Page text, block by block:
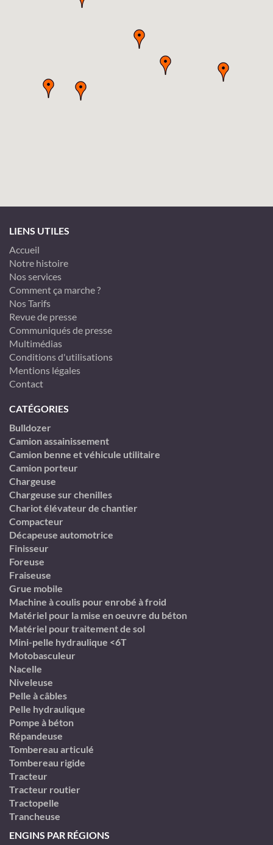
LIENS UTILES
Accueil
Notre histoire
Nos services
Comment ça marche ?
Nos Tarifs
Revue de presse
Communiqués de presse
Multimédias
Conditions d'utilisations
Mentions légales
Contact
CATÉGORIES
Bulldozer
Camion assainissement
Camion benne et véhicule utilitaire
Camion porteur
Chargeuse
Chargeuse sur chenilles
Chariot élévateur de chantier
Compacteur
Décapeuse automotrice
Finisseur
Foreuse
Fraiseuse
Grue mobile
Machine à coulis pour enrobé à froid
Matériel pour la mise en oeuvre du béton
Matériel pour traitement de sol
Mini-pelle hydraulique <6T
Motobasculeur
Nacelle
Niveleuse
Pelle à câbles
Pelle hydraulique
Pompe à béton
Répandeuse
Tombereau articulé
Tombereau rigide
Tracteur
Tracteur routier
Tractopelle
Trancheuse
ENGINS PAR RÉGIONS